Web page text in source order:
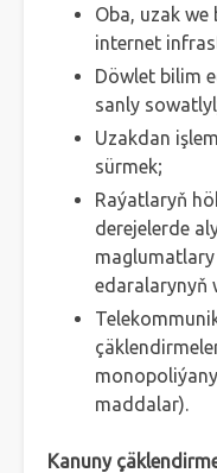
Oba, uzak
internet
Döwlet bilim
sanly
Uzakdan
sürmek;
Raýatlaryň
derejelerde
edaralarynyň
maddalar).
Kanuny